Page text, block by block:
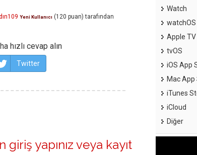
Yeni Kullanıcı (120 puan) tarafından
hızlı cevap alın
Twitter
giriş yapınız veya kayıt
Watch
watchOS
Apple TV
tvOS
iOS App
Mac App
iTunes
iCloud
Diğer